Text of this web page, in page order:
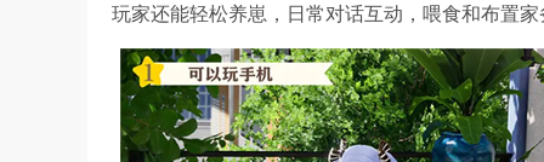
玩家还能轻松养崽，日常对话互动，喂食和布置家